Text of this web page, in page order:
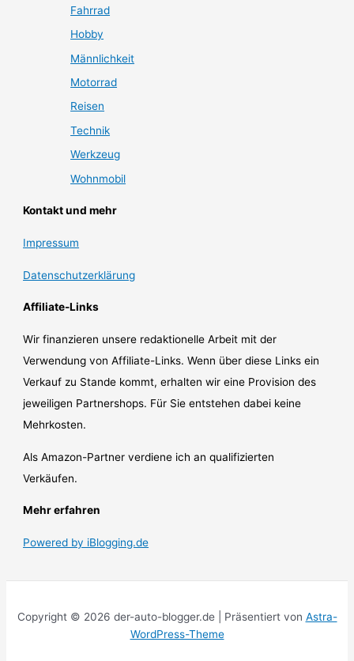
Fahrrad
Hobby
Männlichkeit
Motorrad
Reisen
Technik
Werkzeug
Wohnmobil
Kontakt und mehr
Impressum
Datenschutzerklärung
Affiliate-Links
Wir finanzieren unsere redaktionelle Arbeit mit der
Verwendung von Affiliate-Links. Wenn über diese Links ein
Verkauf zu Stande kommt, erhalten wir eine Provision des
jeweiligen Partnershops. Für Sie entstehen dabei keine
Mehrkosten.
Als Amazon-Partner verdiene ich an qualifizierten
Verkäufen.
Mehr erfahren
Powered by iBlogging.de
Copyright © 2026 der-auto-blogger.de | Präsentiert von Astra-
WordPress-Theme